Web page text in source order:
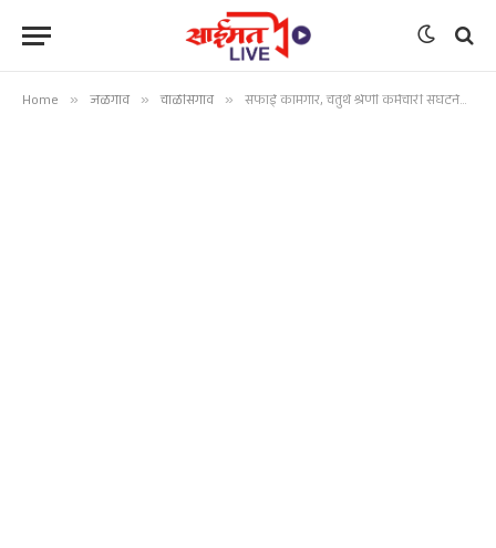
Home » जळगाव » चाळीसगाव » सफाई कामगार, चतुर्थ श्रेणी कर्मचारी संघटनेची विविध मागण्यांसाठी पालिकेत बैठक